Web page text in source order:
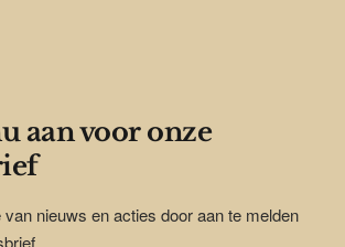
aan voor onze
van nieuws en acties door aan te melden